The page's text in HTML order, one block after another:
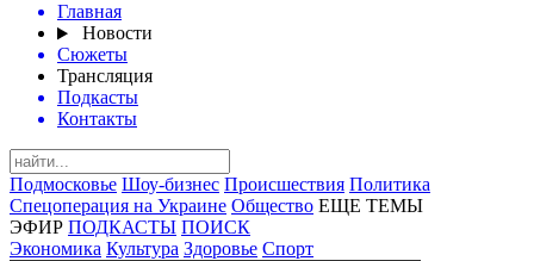
Главная
Новости
Сюжеты
Трансляция
Подкасты
Контакты
Подмосковье Шоу-бизнес Происшествия Политика
Спецоперация на Украине Общество ЕЩЕ ТЕМЫ
ЭФИР ПОДКАСТЫ ПОИСК
Экономика Культура Здоровье Спорт